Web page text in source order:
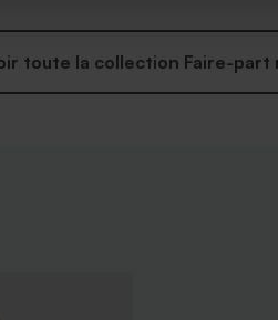
toute la collection Faire-part